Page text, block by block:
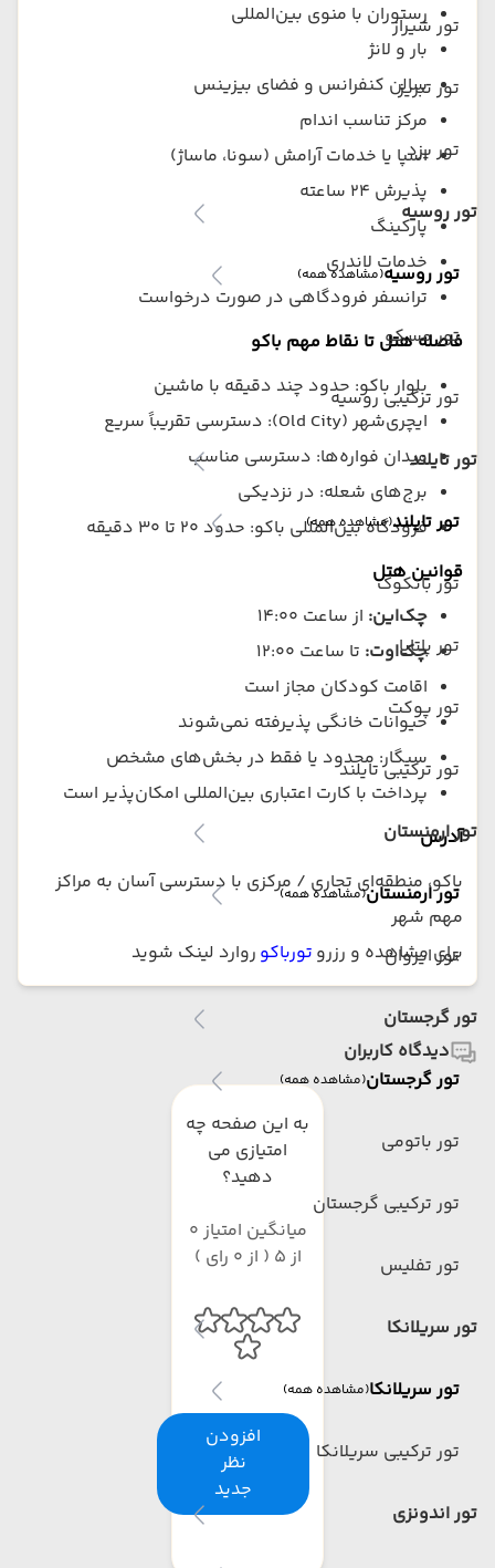
تور شیراز
تور تبریز
تور یزد
تور روسیه
تور روسیه(مشاهده همه)
تور مسکو
تور ترکیبی روسیه
تور تایلند
تور تایلند(مشاهده همه)
تور بانکوک
تور پاتایا
تور پوکت
تور ترکیبی تایلند
تور ارمنستان
تور ارمنستان(مشاهده همه)
تور ایروان
تور گرجستان
تور گرجستان(مشاهده همه)
تور باتومی
تور ترکیبی گرجستان
تور تفلیس
تور سریلانکا
تور سریلانکا(مشاهده همه)
تور ترکیبی سریلانکا
تور اندونزی
رستوران با منوی بین‌المللی
بار و لانژ
سالن کنفرانس و فضای بیزینس
مرکز تناسب اندام
اسپا یا خدمات آرامش (سونا، ماساژ)
پذیرش ۲۴ ساعته
پارکینگ
خدمات لاندری
ترانسفر فرودگاهی در صورت درخواست
فاصله هتل تا نقاط مهم باکو
بلوار باکو: حدود چند دقیقه با ماشین
ایچری‌شهر (Old City): دسترسی تقریباً سریع
میدان فواره‌ها: دسترسی مناسب
برج‌های شعله: در نزدیکی
فرودگاه بین‌المللی باکو: حدود ۲۰ تا ۳۰ دقیقه
قوانین هتل
چک‌این: از ساعت ۱۴:۰۰
چک‌اوت: تا ساعت ۱۲:۰۰
اقامت کودکان مجاز است
حیوانات خانگی پذیرفته نمی‌شوند
سیگار: محدود یا فقط در بخش‌های مشخص
پرداخت با کارت اعتباری بین‌المللی امکان‌پذیر است
آدرس
باکو، منطقه‌ای تجاری / مرکزی با دسترسی آسان به مراکز
مهم شهر
برای مشاهده و رزرو تورباکو روارد لینک شوید
دیدگاه کاربران
به این صفحه چه
امتیازی می
دهید؟
میانگین امتیاز 0
از 5 ( از 0 رای )
افزودن
نظر
جدید